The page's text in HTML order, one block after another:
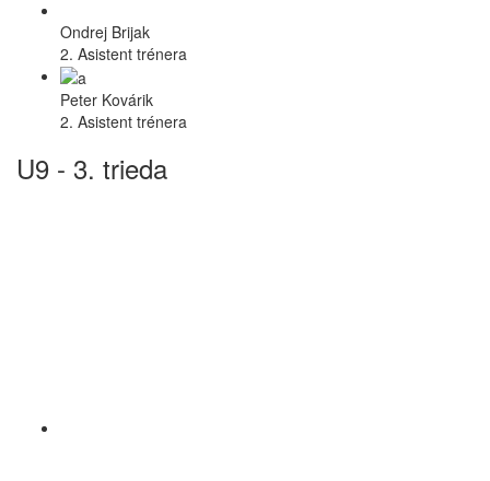
Ondrej Brijak
2. Asistent trénera
Peter Kovárik
2. Asistent trénera
U9 - 3. trieda